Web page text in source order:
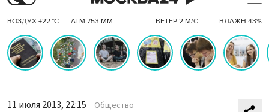
ВОЗДУХ +22 °C АТМ 753 ММ ВЕТЕР 2 М/С ВЛАЖН 43%
11 июля 2013, 22:15 Общество